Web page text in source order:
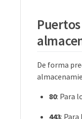
De forma
80: Para
443: